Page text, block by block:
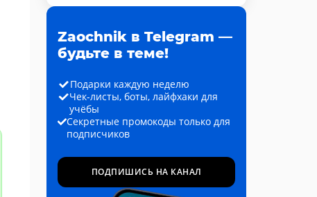
Zaochnik в Telegram —
будьте в теме!
Подарки каждую неделю
Чек-листы, боты, лайфхаки для
учёбы
Секретные промокоды только для
подписчиков
ПОДПИШИСЬ НА КАНАЛ